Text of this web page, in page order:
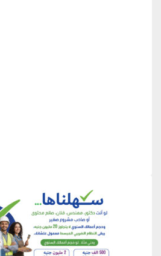
منطقة إعلانية